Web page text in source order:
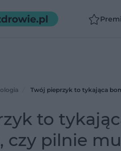
Twój pieprzyk to tykająca
to
czy pilnie